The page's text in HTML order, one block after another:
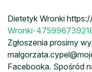
Dietetyk Wronki
Wronki-
Zgłoszenia prosimy
Facebooka. Spośród